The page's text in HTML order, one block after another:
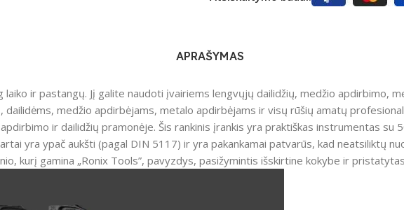
APRAŠYMAS
ir pastangų. Jį galite naudoti įvairiems lengvųjų dailidžių, medžio apdirbimo,
medžio apdirbėjams, metalo apdirbėjams ir visų rūšių amatų
ir dailidžių pramonėje. Šis rankinis įrankis yra praktiškas instrumentas su
yra ypač aukšti (pagal DIN 5117) ir yra pakankamai patvarūs, kad neatsiliktų
kurį gamina „Ronix Tools”, pavyzdys, pasižymintis išskirtine kokybe ir